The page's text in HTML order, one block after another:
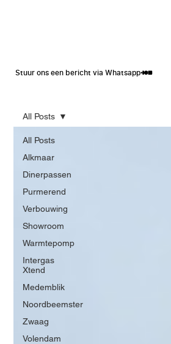
Stuur ons een bericht via Whatsapp
All Posts
Alkmaar
Dinerpassen
Purmerend
Verbouwing
Showroom
Warmtepomp
Intergas
Xtend
Medemblik
Noordbeemster
Zwaag
Volendam
All Posts